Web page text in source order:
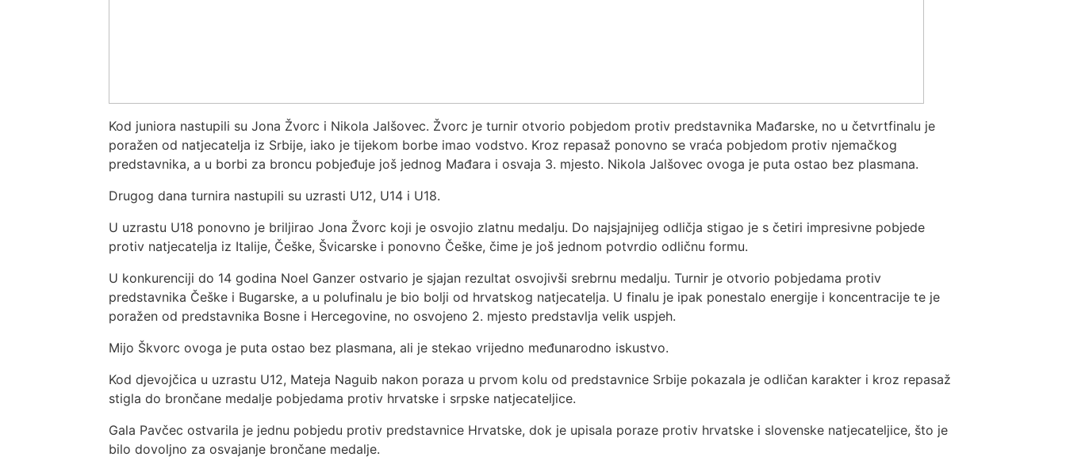
Kod juniora nastupili su Jona Žvorc i Nikola Jalšovec. Žvorc je turnir otvorio pobjedom protiv predstavnika Mađarske, no u četvrtfinalu je
poražen od natjecatelja iz Srbije, iako je tijekom borbe imao vodstvo. Kroz repasaž ponovno se vraća pobjedom protiv njemačkog
predstavnika, a u borbi za broncu pobjeđuje još jednog Mađara i osvaja 3. mjesto. Nikola Jalšovec ovoga je puta ostao bez plasmana.
Drugog dana turnira nastupili su uzrasti U12, U14 i U18.
U uzrastu U18 ponovno je briljirao Jona Žvorc koji je osvojio zlatnu medalju. Do najsjajnijeg odličja stigao je s četiri impresivne pobjede
protiv natjecatelja iz Italije, Češke, Švicarske i ponovno Češke, čime je još jednom potvrdio odličnu formu.
U konkurenciji do 14 godina Noel Ganzer ostvario je sjajan rezultat osvojivši srebrnu medalju. Turnir je otvorio pobjedama protiv
predstavnika Češke i Bugarske, a u polufinalu je bio bolji od hrvatskog natjecatelja. U finalu je ipak ponestalo energije i koncentracije te je
poražen od predstavnika Bosne i Hercegovine, no osvojeno 2. mjesto predstavlja velik uspjeh.
Mijo Škvorc ovoga je puta ostao bez plasmana, ali je stekao vrijedno međunarodno iskustvo.
Kod djevojčica u uzrastu U12, Mateja Naguib nakon poraza u prvom kolu od predstavnice Srbije pokazala je odličan karakter i kroz repasaž
stigla do brončane medalje pobjedama protiv hrvatske i srpske natjecateljice.
Gala Pavčec ostvarila je jednu pobjedu protiv predstavnice Hrvatske, dok je upisala poraze protiv hrvatske i slovenske natjecateljice, što je
bilo dovoljno za osvajanje brončane medalje.